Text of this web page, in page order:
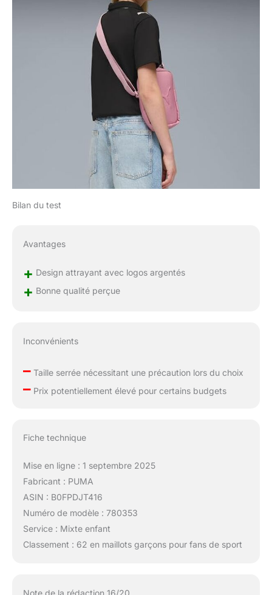
Bilan du test
Avantages
+ Design attrayant avec logos argentés
+ Bonne qualité perçue
Inconvénients
–Taille serrée nécessitant une précaution lors du choix
–Prix potentiellement élevé pour certains budgets
Fiche technique
Mise en ligne : 1 septembre 2025
Fabricant : PUMA
ASIN : B0FPDJT416
Numéro de modèle : 780353
Service : Mixte enfant
Classement : 62 en maillots garçons pour fans de sport